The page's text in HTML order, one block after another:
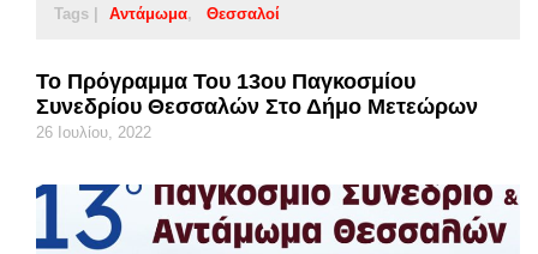
Tags | Αντάμωμα Θεσσαλοί
Το Πρόγραμμα Του 13ου Παγκοσμίου
Συνεδρίου Θεσσαλών Στο Δήμο Μετεώρων
26 Ιουλίου, 2022